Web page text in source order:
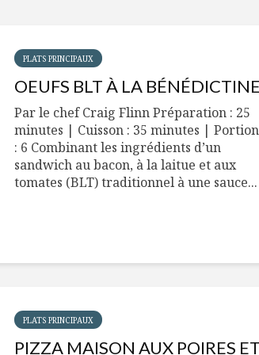
PLATS PRINCIPAUX
OEUFS BLT À LA BÉNÉDICTINE
Par le chef Craig Flinn Préparation : 25
minutes | Cuisson : 35 minutes |
: 6 Combinant les ingrédients d’un
sandwich au bacon, à la laitue et aux
tomates (BLT) traditionnel à une sauce...
PLATS PRINCIPAUX
PIZZA MAISON AUX POIRES ET